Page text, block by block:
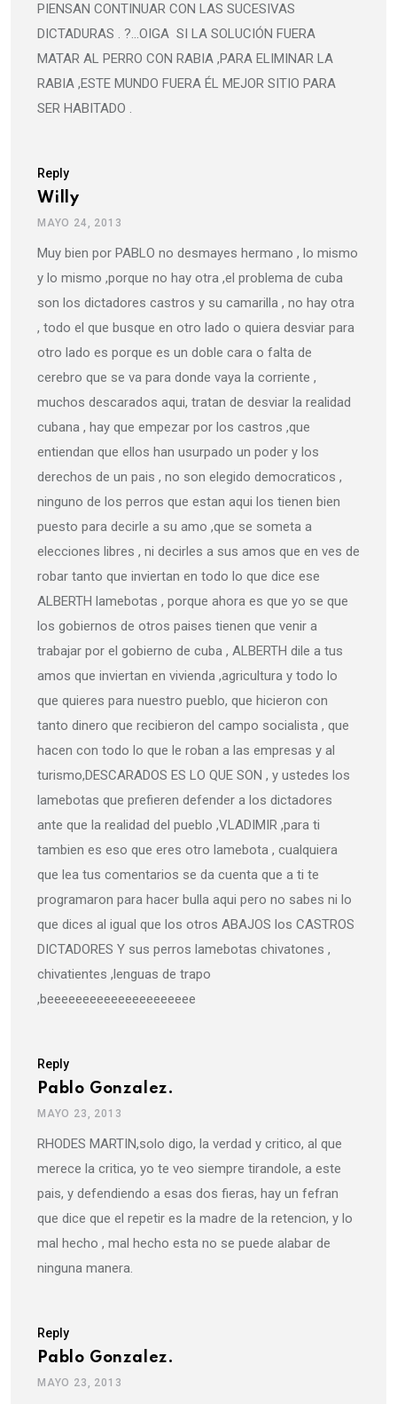
PIENSAN CONTINUAR CON LAS SUCESIVAS
DICTADURAS . ?…OIGA SI LA SOLUCIÓN FUERA
MATAR AL PERRO CON RABIA ,PARA ELIMINAR LA
RABIA ,ESTE MUNDO FUERA ÉL MEJOR SITIO PARA
SER HABITADO .
Reply
Willy
MAYO 24, 2013
Muy bien por PABLO no desmayes hermano , lo mismo
y lo mismo ,porque no hay otra ,el problema de cuba
son los dictadores castros y su camarilla , no hay otra
, todo el que busque en otro lado o quiera desviar para
otro lado es porque es un doble cara o falta de
cerebro que se va para donde vaya la corriente ,
muchos descarados aqui, tratan de desviar la realidad
cubana , hay que empezar por los castros ,que
entiendan que ellos han usurpado un poder y los
derechos de un pais , no son elegido democraticos ,
ninguno de los perros que estan aqui los tienen bien
puesto para decirle a su amo ,que se someta a
elecciones libres , ni decirles a sus amos que en ves de
robar tanto que inviertan en todo lo que dice ese
ALBERTH lamebotas , porque ahora es que yo se que
los gobiernos de otros paises tienen que venir a
trabajar por el gobierno de cuba , ALBERTH dile a tus
amos que inviertan en vivienda ,agricultura y todo lo
que quieres para nuestro pueblo, que hicieron con
tanto dinero que recibieron del campo socialista , que
hacen con todo lo que le roban a las empresas y al
turismo,DESCARADOS ES LO QUE SON , y ustedes los
lamebotas que prefieren defender a los dictadores
ante que la realidad del pueblo ,VLADIMIR ,para ti
tambien es eso que eres otro lamebota , cualquiera
que lea tus comentarios se da cuenta que a ti te
programaron para hacer bulla aqui pero no sabes ni lo
que dices al igual que los otros ABAJOS los CASTROS
DICTADORES Y sus perros lamebotas chivatones ,
chivatientes ,lenguas de trapo
,beeeeeeeeeeeeeeeeeeeee
Reply
Pablo Gonzalez.
MAYO 23, 2013
RHODES MARTIN,solo digo, la verdad y critico, al que
merece la critica, yo te veo siempre tirandole, a este
pais, y defendiendo a esas dos fieras, hay un fefran
que dice que el repetir es la madre de la retencion, y lo
mal hecho , mal hecho esta no se puede alabar de
ninguna manera.
Reply
Pablo Gonzalez.
MAYO 23, 2013